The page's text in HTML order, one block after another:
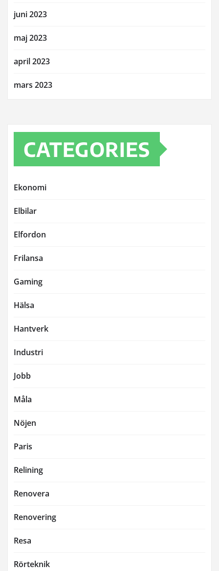
juni 2023
maj 2023
april 2023
mars 2023
CATEGORIES
Ekonomi
Elbilar
Elfordon
Frilansa
Gaming
Hälsa
Hantverk
Industri
Jobb
Måla
Nöjen
Paris
Relining
Renovera
Renovering
Resa
Rörteknik